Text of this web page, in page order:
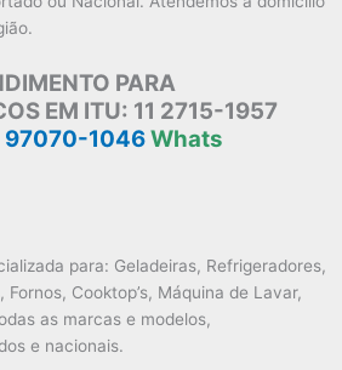
PARA
EM ITU: 11 2715-1957
97070-1046Whats
para: Geladeiras, Refrigeradores,
Fornos, Cooktop’s, Máquina de Lavar,
as marcas e modelos,
e nacionais.